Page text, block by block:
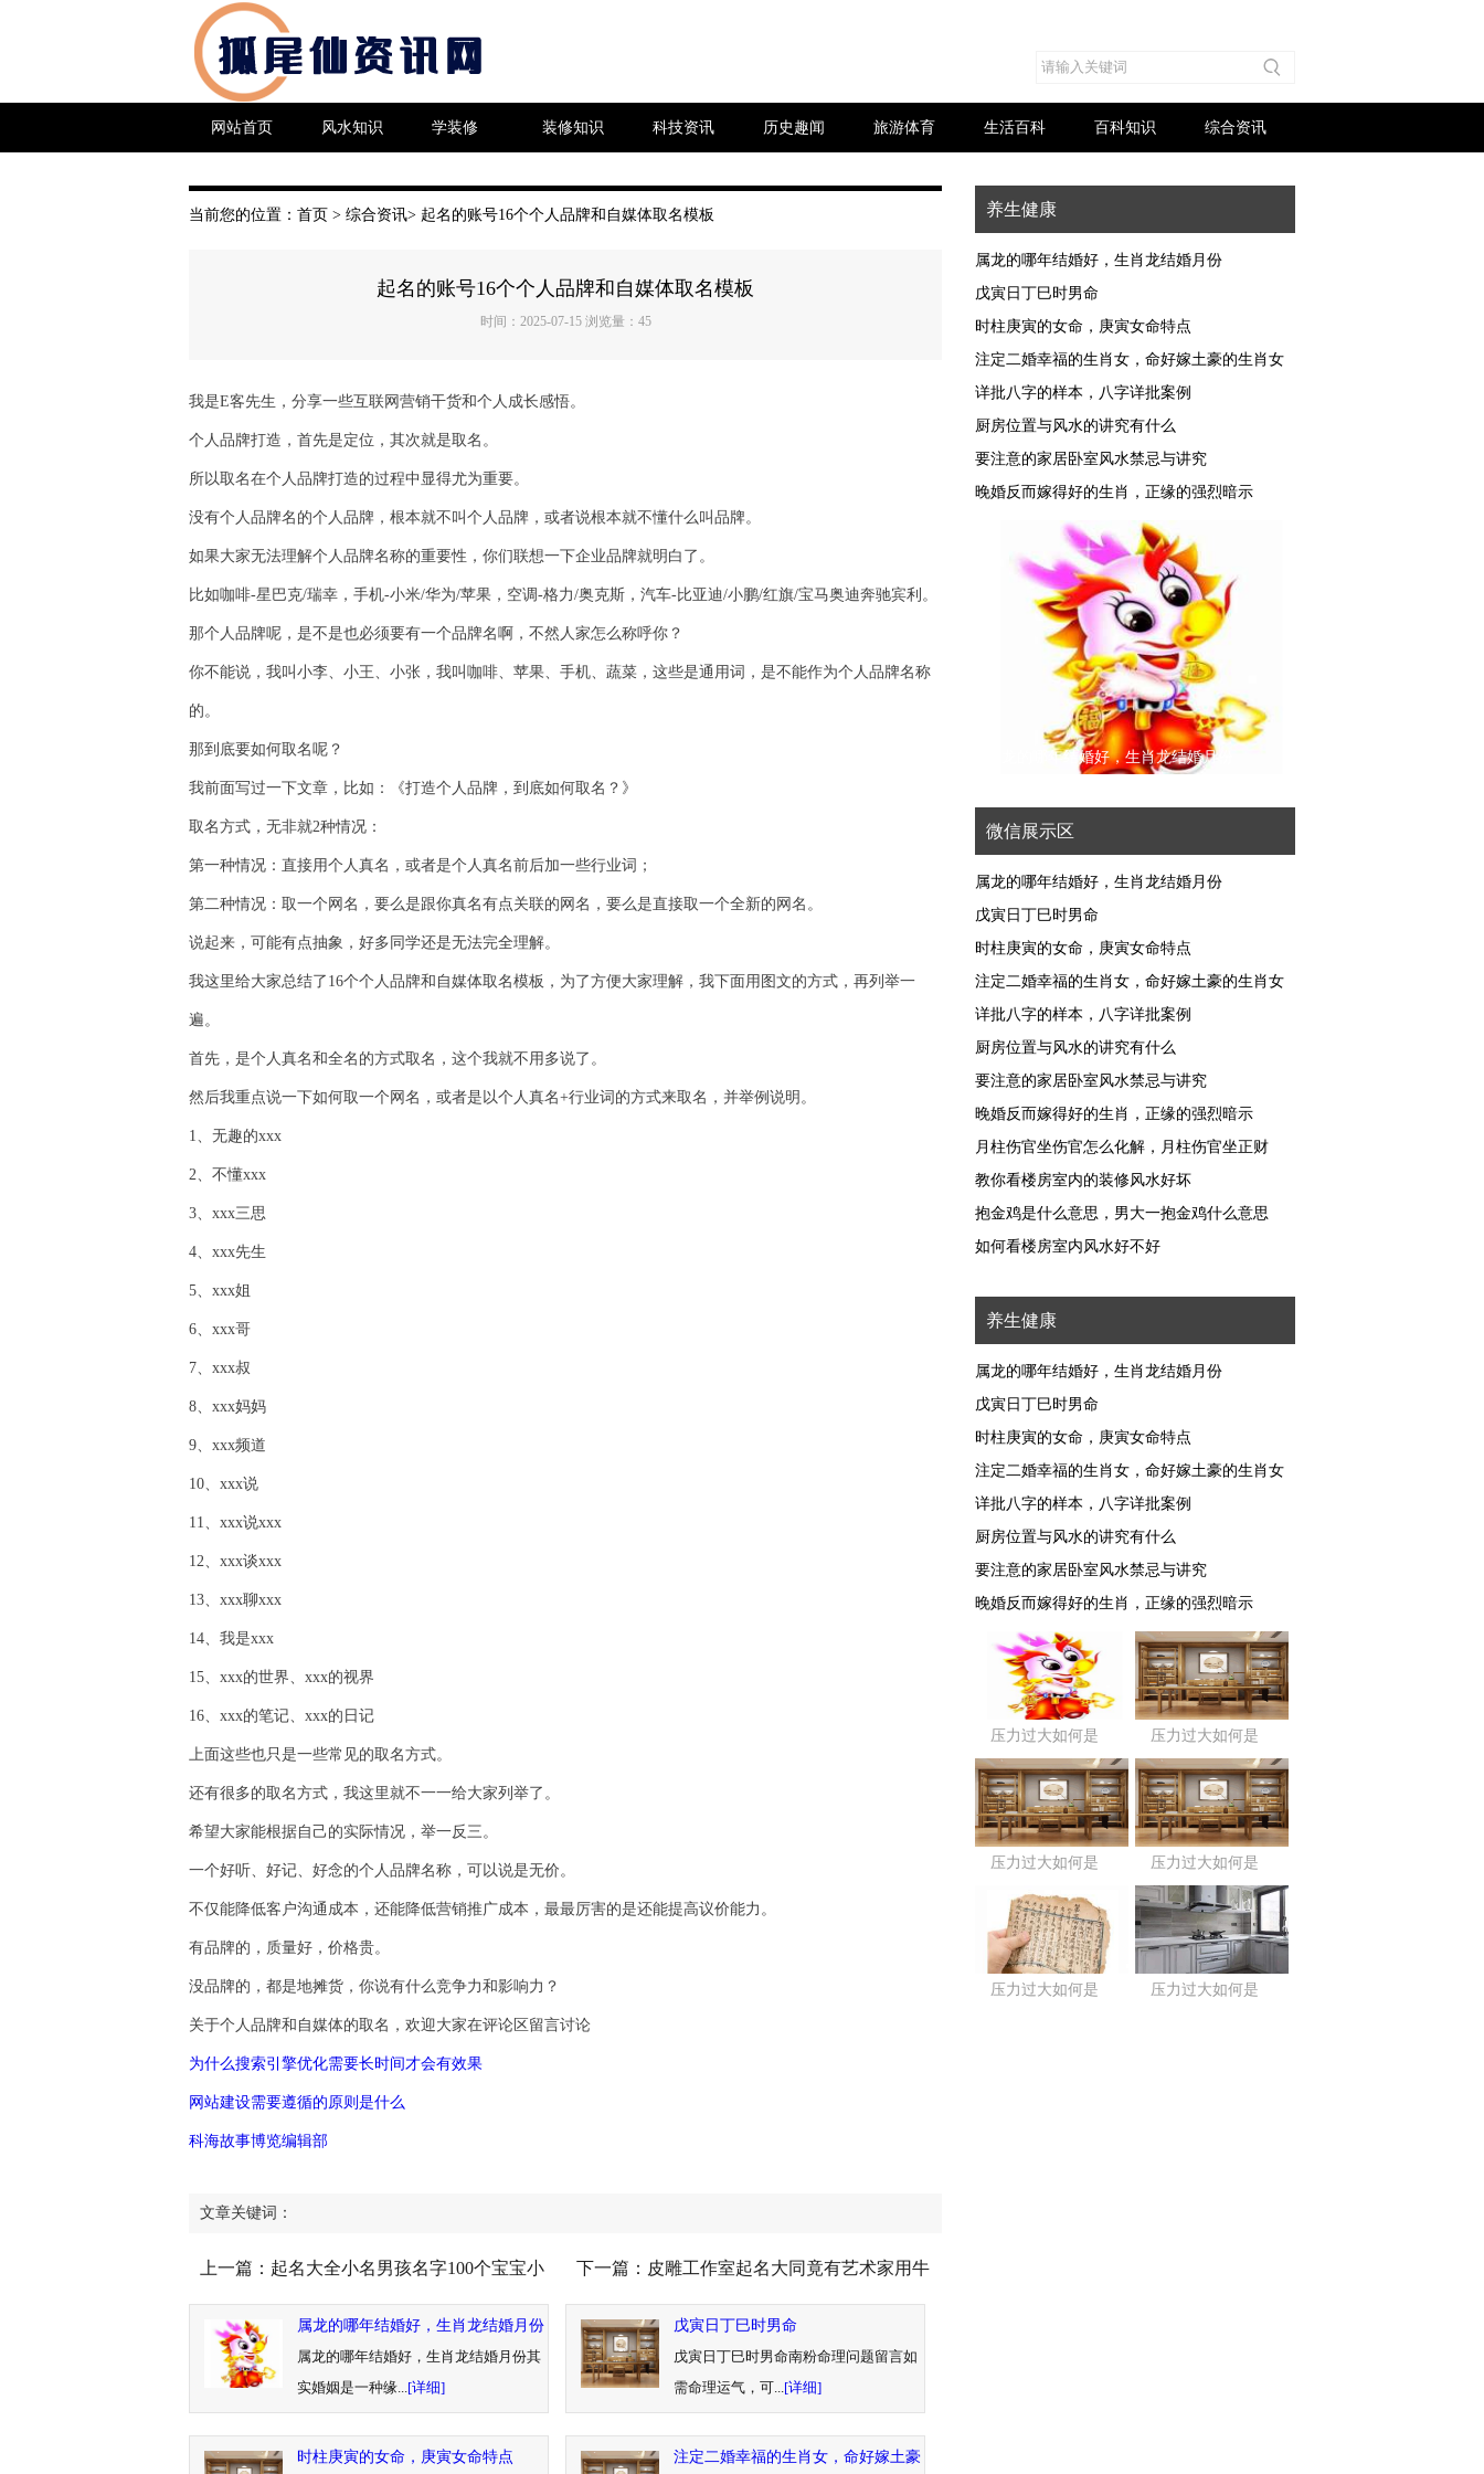
网站首页 风水知识 学装修 装修知识 科技资讯 历史趣闻 旅游体育 生活百科 百科知识 综合资讯
当前您的位置： 首页 > 综合资讯> 起名的账号16个个人品牌和自媒体取名模板
起名的账号16个个人品牌和自媒体取名模板
时间：2025-07-15 浏览量： 45
我是E客先生，分享一些互联网营销干货和个人成长感悟。
个人品牌打造，首先是定位，其次就是取名。
所以取名在个人品牌打造的过程中显得尤为重要。
没有个人品牌名的个人品牌，根本就不叫个人品牌，或者说根本就不懂什么叫品牌。
如果大家无法理解个人品牌名称的重要性，你们联想一下企业品牌就明白了。
比如咖啡-星巴克/瑞幸，手机-小米/华为/苹果，空调-格力/奥克斯，汽车-比亚迪/小鹏/红旗/宝马奥迪奔驰宾利。
那个人品牌呢，是不是也必须要有一个品牌名啊，不然人家怎么称呼你？
你不能说，我叫小李、小王、小张，我叫咖啡、苹果、手机、蔬菜，这些是通用词，是不能作为个人品牌名称
的。
那到底要如何取名呢？
我前面写过一下文章，比如：《打造个人品牌，到底如何取名？》
取名方式，无非就2种情况：
第一种情况：直接用个人真名，或者是个人真名前后加一些行业词；
第二种情况：取一个网名，要么是跟你真名有点关联的网名，要么是直接取一个全新的网名。
说起来，可能有点抽象，好多同学还是无法完全理解。
我这里给大家总结了16个个人品牌和自媒体取名模板，为了方便大家理解，我下面用图文的方式，再列举一
遍。
首先，是个人真名和全名的方式取名，这个我就不用多说了。
然后我重点说一下如何取一个网名，或者是以个人真名+行业词的方式来取名，并举例说明。
1、无趣的xxx
2、不懂xxx
3、xxx三思
4、xxx先生
5、xxx姐
6、xxx哥
7、xxx叔
8、xxx妈妈
9、xxx频道
10、xxx说
11、xxx说xxx
12、xxx谈xxx
13、xxx聊xxx
14、我是xxx
15、xxx的世界、xxx的视界
16、xxx的笔记、xxx的日记
上面这些也只是一些常见的取名方式。
还有很多的取名方式，我这里就不一一给大家列举了。
希望大家能根据自己的实际情况，举一反三。
一个好听、好记、好念的个人品牌名称，可以说是无价。
不仅能降低客户沟通成本，还能降低营销推广成本，最最厉害的是还能提高议价能力。
有品牌的，质量好，价格贵。
没品牌的，都是地摊货，你说有什么竞争力和影响力？
关于个人品牌和自媒体的取名，欢迎大家在评论区留言讨论
为什么搜索引擎优化需要长时间才会有效果
网站建设需要遵循的原则是什么
科海故事博览编辑部
文章关键词：
上一篇： 起名大全小名男孩名字100个宝宝小
下一篇： 皮雕工作室起名大同竟有艺术家用牛
属龙的哪年结婚好，生肖龙结婚月份
属龙的哪年结婚好，生肖龙结婚月份其
实婚姻是一种缘...[详细]
戊寅日丁巳时男命
戊寅日丁巳时男命南粉命理问题留言如
需命理运气，可...[详细]
时柱庚寅的女命，庚寅女命特点 注定二婚幸福的生肖女，命好嫁土豪
养生健康
属龙的哪年结婚好，生肖龙结婚月份
戊寅日丁巳时男命
时柱庚寅的女命，庚寅女命特点
注定二婚幸福的生肖女，命好嫁土豪的生肖女
详批八字的样本，八字详批案例
厨房位置与风水的讲究有什么
要注意的家居卧室风水禁忌与讲究
晚婚反而嫁得好的生肖，正缘的强烈暗示
属龙的哪年结婚好，生肖龙结婚月份
微信展示区
属龙的哪年结婚好，生肖龙结婚月份
戊寅日丁巳时男命
时柱庚寅的女命，庚寅女命特点
注定二婚幸福的生肖女，命好嫁土豪的生肖女
详批八字的样本，八字详批案例
厨房位置与风水的讲究有什么
要注意的家居卧室风水禁忌与讲究
晚婚反而嫁得好的生肖，正缘的强烈暗示
月柱伤官坐伤官怎么化解，月柱伤官坐正财
教你看楼房室内的装修风水好坏
抱金鸡是什么意思，男大一抱金鸡什么意思
如何看楼房室内风水好不好
养生健康
属龙的哪年结婚好，生肖龙结婚月份
戊寅日丁巳时男命
时柱庚寅的女命，庚寅女命特点
注定二婚幸福的生肖女，命好嫁土豪的生肖女
详批八字的样本，八字详批案例
厨房位置与风水的讲究有什么
要注意的家居卧室风水禁忌与讲究
晚婚反而嫁得好的生肖，正缘的强烈暗示
压力过大如何是
好？
压力过大如何是
好？
压力过大如何是
压力过大如何是
好？
压力过大如何是
压力过大如何是